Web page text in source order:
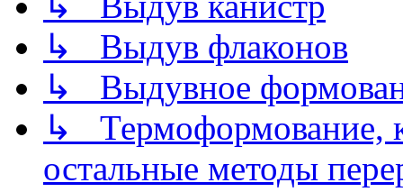
↳ Выдув флаконов
↳ Выдувное
↳ Термоформование,
остальные методы